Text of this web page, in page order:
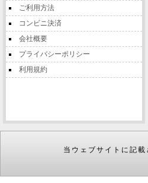
ご利用方法
コンビニ決済
会社概要
プライバシーポリシー
利用規約
当ウェブサイトに記